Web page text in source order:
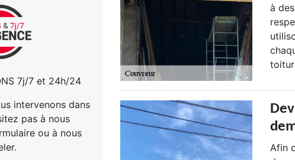
7j/7 et 24h/24
intervenons dans
pas à nous
ou à nous
à
Afin